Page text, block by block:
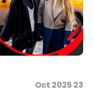
23 Oct 2025